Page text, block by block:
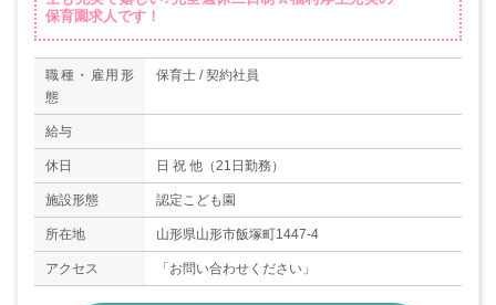
保育園求人です！
職種・雇用形
態
保育士 / 契約社員
給与
休日 日 祝 他（21日勤務）
施設形態 認定こども園
所在地 山形県山形市飯塚町1447-4
アクセス 「お問い合わせください」